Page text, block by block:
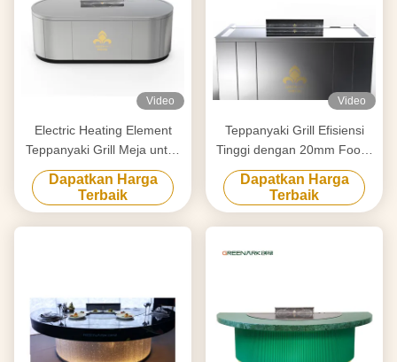
Video
Electric Heating Element
Teppanyaki Grill Meja untuk
Pembersihan Disesuaikan
dengan Kebutuhan Anda
Dapatkan Harga
Terbaik
Video
Teppanyaki Grill Efisiensi
Tinggi dengan 20mm Food-
Grade Alloy Steel
Countertop & Smart Heating
Dapatkan Harga
Terbaik